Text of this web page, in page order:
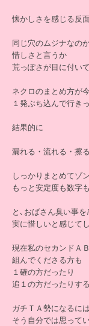
懐かしさを感じる反
同じ穴のムジナなの
惜しさと言うか
荒っぽさが目に付い
ネクロのまとめ方が
１発ぶち込んで行き
結果的に
漏れる・流れる・擦る
しっかりまとめてゾ
もっと安定度も数字
と､おばさん臭い事を
実に惜しいと感じて
現在私のセカンドＡ
組んでくださる方も
１確の方だったり
追１の方だったりする
ガチＴＡ勢になるに
そう自分では思って